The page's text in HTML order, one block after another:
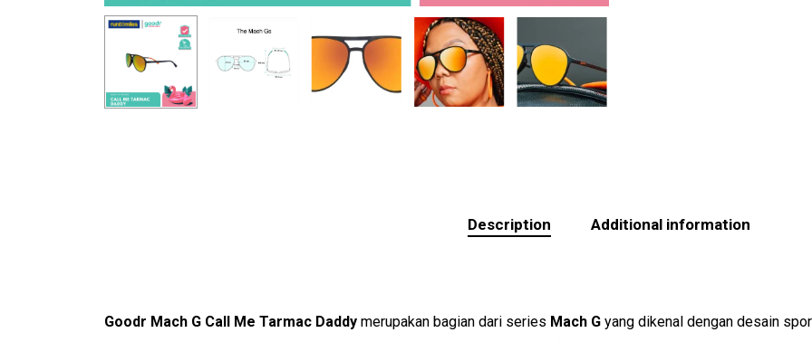
Description Additional information
Goodr Mach G Call Me Tarmac Daddy merupakan bagian dari series Mach G yang dikenal dengan desain